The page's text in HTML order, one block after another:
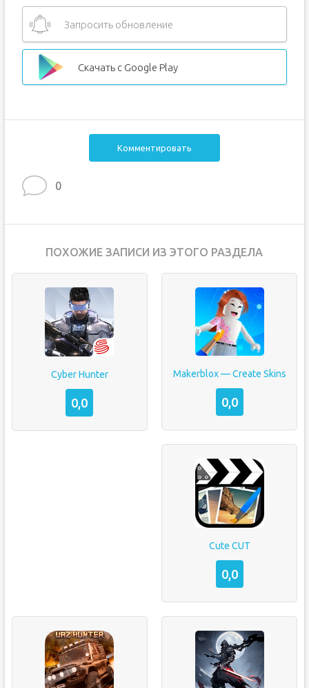
Запросить обновление
Скачать с Google Play
Комментировать
0
ПОХОЖИЕ ЗАПИСИ ИЗ ЭТОГО РАЗДЕЛА
Cyber Hunter
0,0
Makerblox — Create Skins
0,0
Cute CUT
0,0